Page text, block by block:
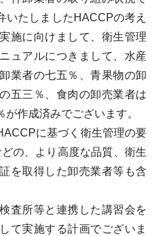
いたしましたHACCPの考え
施に向けまして、衛生管理
ュアルにつきまして、水産
業者の七五％、青果物の卸
五三％、食肉の卸売業者は
作成済みでございます。
に基づく衛生管理の要
の、より高度な品質、衛生
を取得した卸売業者等も含
査所等と連携した講習会を
て実施する計画でございま